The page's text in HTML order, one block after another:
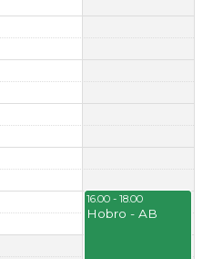
16.00 - 18.00
Hobro - AB